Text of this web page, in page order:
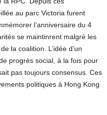
au parc Victoria furent
l’anniversaire du 4
se maintinrent malgré les
la coalition. L’idée d’un
progrès social, à la fois pour
pas toujours consensus. Ces
politiques à Hong Kong